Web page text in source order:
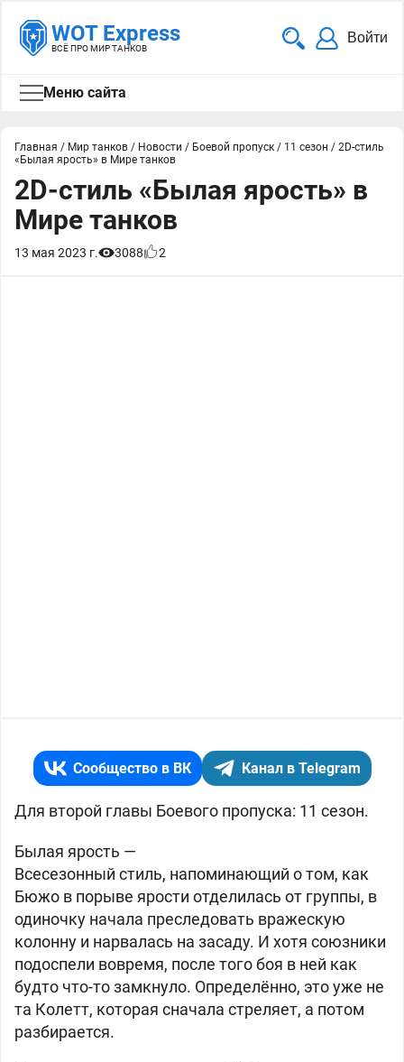
WOT Express
ВСЁ ПРО МИР ТАНКОВ
Войти
Меню сайта
Главная / Мир танков / Новости / Боевой пропуск / 11 сезон / 2D-стиль
«Былая ярость» в Мире танков
2D-стиль «Былая ярость» в
Мире танков
13 мая 2023 г. 3088 2
Сообщество в ВК Канал в Telegram
Для второй главы Боевого пропуска: 11 сезон.
Былая ярость —
Всесезонный стиль, напоминающий о том, как
Бюжо в порыве ярости отделилась от группы, в
одиночку начала преследовать вражескую
колонну и нарвалась на засаду. И хотя союзники
подоспели вовремя, после того боя в ней как
будто что-то замкнуло. Определённо, это уже не
та Колетт, которая сначала стреляет, а потом
разбирается.